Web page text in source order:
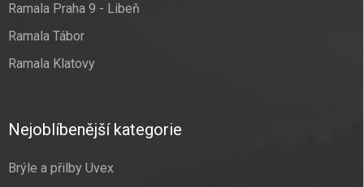
Ramala Praha 9 - Libeň
Ramala Tábor
Ramala Klatovy
Nejoblíbenější kategorie
Brýle a přilby Uvex